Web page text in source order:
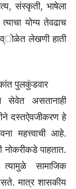
संस्कृती, भाषेला
योग्य तेवढाच
व्ोळेत लेखणी हाती
पुलकुंडवार
सेवेत असतानाही
दस्तऐवजीकरण हे
महत्त्वाची आहे.
नोकरीकडे पाहतात.
सामाजिक
मात्र शासकीय